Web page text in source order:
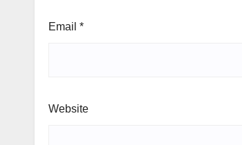
Email *
Website